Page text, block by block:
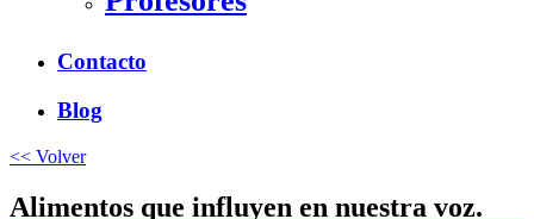
Contacto
Blog
<< Volver
Alimentos que influyen en nuestra voz.